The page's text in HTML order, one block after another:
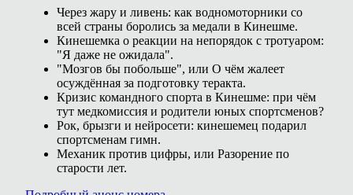
Через жару и ливень: как водномоторники со
всей страны боролись за медали в Кинешме.
Кинешемка о реакции на непорядок с тротуаром:
"Я даже не ожидала".
"Мозгов бы побольше", или О чём жалеет
осуждённая за подготовку теракта.
Кризис командного спорта в Кинешме: при чём
тут медкомиссия и родители юных спортсменов?
Рок, брызги и нейросети: кинешемец подарил
спортсменам гимн.
Механик против цифры, или Разорение по
старости лет.